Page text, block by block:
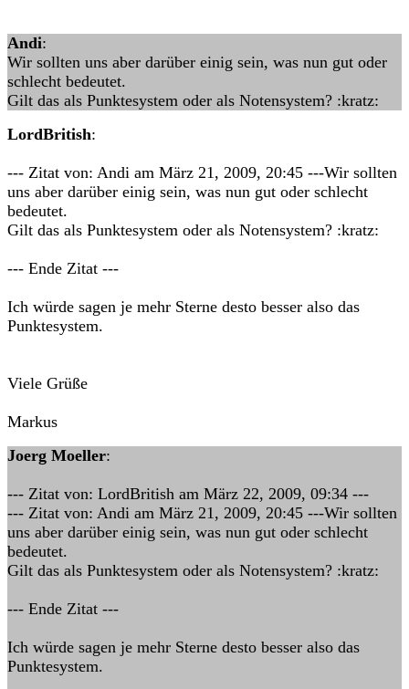
Andi:
Wir sollten uns aber darüber einig sein, was nun gut oder
schlecht bedeutet.
Gilt das als Punktesystem oder als Notensystem? :kratz:
LordBritish:
--- Zitat von: Andi am März 21, 2009, 20:45 ---Wir sollten
uns aber darüber einig sein, was nun gut oder schlecht
bedeutet.
Gilt das als Punktesystem oder als Notensystem? :kratz:
--- Ende Zitat ---
Ich würde sagen je mehr Sterne desto besser also das
Punktesystem.
Viele Grüße
Markus
Joerg Moeller:
--- Zitat von: LordBritish am März 22, 2009, 09:34 ---
--- Zitat von: Andi am März 21, 2009, 20:45 ---Wir sollten
uns aber darüber einig sein, was nun gut oder schlecht
bedeutet.
Gilt das als Punktesystem oder als Notensystem? :kratz:
--- Ende Zitat ---
Ich würde sagen je mehr Sterne desto besser also das
Punktesystem.